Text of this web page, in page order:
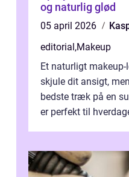
og naturlig glød
05 april 2026
editorial,Makeup
Et naturligt
skjule dit ansigt,
bedste træk på en
er perfekt til